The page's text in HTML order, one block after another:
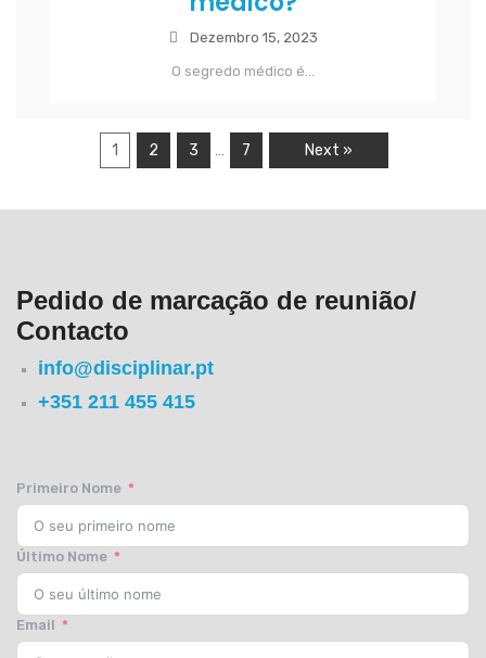
Dezembro 15, 2023
O segredo médico é...
1 2 3 … 7 Next »
Pedido de marcação de reunião/
Contacto
info@disciplinar.pt
+351 211 455 415
Primeiro Nome
Último Nome
Email